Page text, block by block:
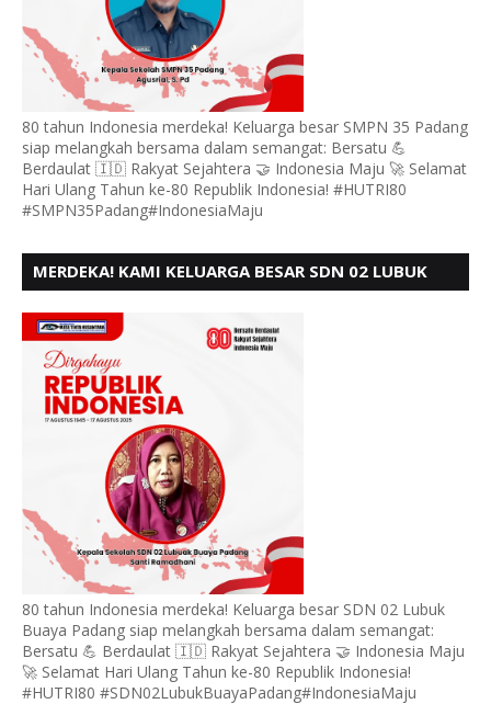
80 tahun Indonesia merdeka! Keluarga besar SMPN 35 Padang
siap melangkah bersama dalam semangat: Bersatu 💪
Berdaulat 🇮🇩 Rakyat Sejahtera 🤝 Indonesia Maju 🚀 Selamat
Hari Ulang Tahun ke-80 Republik Indonesia! #HUTRI80
#SMPN35Padang#IndonesiaMaju
MERDEKA! KAMI KELUARGA BESAR SDN 02 LUBUK
HUT RI KE - 80,
80 tahun Indonesia merdeka! Keluarga besar SDN 02 Lubuk
Buaya Padang siap melangkah bersama dalam semangat:
Bersatu 💪 Berdaulat 🇮🇩 Rakyat Sejahtera 🤝 Indonesia Maju
🚀 Selamat Hari Ulang Tahun ke-80 Republik Indonesia!
#HUTRI80 #SDN02LubukBuayaPadang#IndonesiaMaju